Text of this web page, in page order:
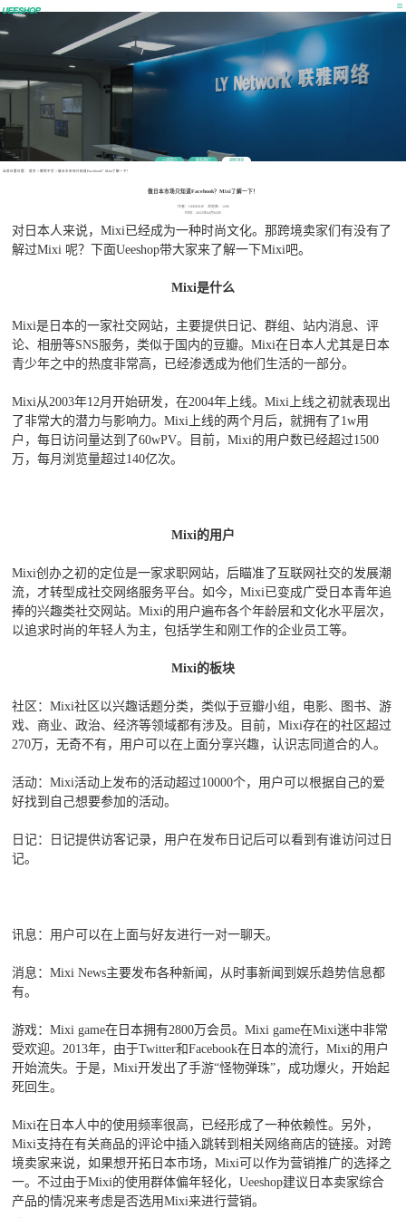
公司简介 联系我们 最新消息
当前位置位置： 首页 > 营销干货> 做日本市场只知道Facebook？Mixi了解一下！
做日本市场只知道Facebook？Mixi了解一下！
作者：UEESHOP 浏览数：1286
时间：2022年04月02日
对日本人来说，Mixi已经成为一种时尚文化。那跨境卖家们有没有了
解过Mixi 呢？下面Ueeshop带大家来了解一下Mixi吧。
Mixi是什么
Mixi是日本的一家社交网站，主要提供日记、群组、站内消息、评
论、相册等SNS服务，类似于国内的豆瓣。Mixi在日本人尤其是日本
青少年之中的热度非常高，已经渗透成为他们生活的一部分。
Mixi从2003年12月开始研发，在2004年上线。Mixi上线之初就表现出
了非常大的潜力与影响力。Mixi上线的两个月后，就拥有了1w用
户，每日访问量达到了60wPV。目前，Mixi的用户数已经超过1500
万，每月浏览量超过140亿次。
Mixi的用户
Mixi创办之初的定位是一家求职网站，后瞄准了互联网社交的发展潮
流，才转型成社交网络服务平台。如今，Mixi已变成广受日本青年追
捧的兴趣类社交网站。Mixi的用户遍布各个年龄层和文化水平层次，
以追求时尚的年轻人为主，包括学生和刚工作的企业员工等。
Mixi的板块
社区：Mixi社区以兴趣话题分类，类似于豆瓣小组，电影、图书、游
戏、商业、政治、经济等领域都有涉及。目前，Mixi存在的社区超过
270万，无奇不有，用户可以在上面分享兴趣，认识志同道合的人。
活动：Mixi活动上发布的活动超过10000个，用户可以根据自己的爱
好找到自己想要参加的活动。
日记：日记提供访客记录，用户在发布日记后可以看到有谁访问过日
记。
讯息：用户可以在上面与好友进行一对一聊天。
消息：Mixi News主要发布各种新闻，从时事新闻到娱乐趋势信息都
有。
游戏：Mixi game在日本拥有2800万会员。Mixi game在Mixi迷中非常
受欢迎。2013年，由于Twitter和Facebook在日本的流行，Mixi的用户
开始流失。于是，Mixi开发出了手游“怪物弹珠”，成功爆火，开始起
死回生。
Mixi在日本人中的使用频率很高，已经形成了一种依赖性。另外，
Mixi支持在有关商品的评论中插入跳转到相关网络商店的链接。对跨
境卖家来说，如果想开拓日本市场，Mixi可以作为营销推广的选择之
一。不过由于Mixi的使用群体偏年轻化，Ueeshop建议日本卖家综合
产品的情况来考虑是否选用Mixi来进行营销。